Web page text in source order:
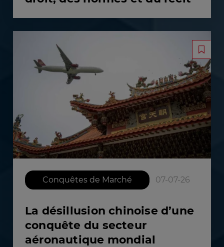
Conquêtes de Marché 07-07-26
La désillusion chinoise d’une
conquête du secteur
aéronautique mondial